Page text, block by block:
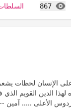
867
المشاهدات
الإنسان لحظات
الدين القويم الذي
الأعلى .....